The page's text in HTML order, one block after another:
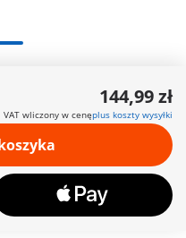
8 dni roboczych144,99 zł
VAT wliczony w cenęplus koszty wysyłki